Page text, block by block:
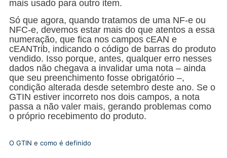
mais usado para outro item.
Só que agora, quando tratamos de uma NF-e ou
NFC-e, devemos estar mais do que atentos a essa
numeração, que fica nos campos cEAN e
cEANTrib, indicando o código de barras do produto
vendido. Isso porque, antes, qualquer erro nesses
dados não chegava a invalidar uma nota – ainda
que seu preenchimento fosse obrigatório –,
condição alterada desde setembro deste ano. Se o
GTIN estiver incorreto nos dois campos, a nota
passa a não valer mais, gerando problemas como
o próprio recebimento do produto.
O GTIN e como é definido